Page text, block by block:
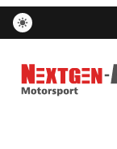
Nextgen-